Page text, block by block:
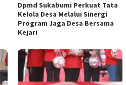
Dpmd Sukabumi Perkuat Tata
Kelola Desa Melalui Sinergi
Program Jaga Desa Bersama
Kejari